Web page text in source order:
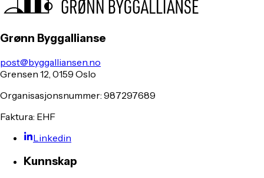
Grønn Byggallianse
post@byggalliansen.no
Grensen 12, 0159 Oslo
Organisasjonsnummer: 987297689
Faktura: EHF
Linkedin
Kunnskap